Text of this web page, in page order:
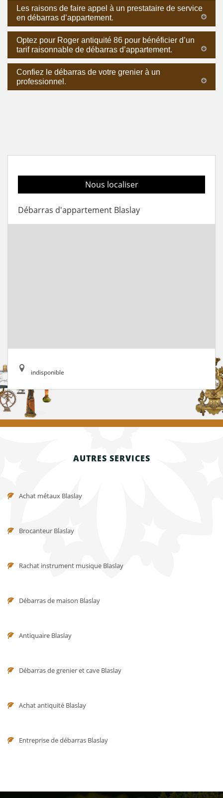
Les raisons de faire appel à un prestataire de service
en débarras d’appartement.
Optez pour Roger antiquité 86 pour bénéficier d’un
tarif raisonnable de débarras d’appartement.
Confiez le débarras de votre grenier à un
professionnel.
Nous localiser
Débarras d'appartement Blaslay
indisponible
AUTRES SERVICES
Achat métaux Blaslay
Brocanteur Blaslay
Rachat instrument musique Blaslay
Débarras de maison Blaslay
Antiquaire Blaslay
Débarras de grenier et cave Blaslay
Achat antiquité Blaslay
Entreprise de débarras Blaslay